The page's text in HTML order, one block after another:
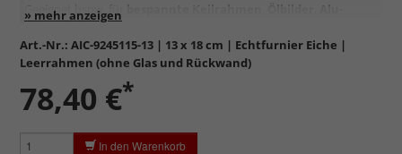
Geeignet bspw. für
Kaschierungen
Art.-Nr.: AIC-9245115-13 | 13 x 18 cm | Echtfurnier Eiche |
Leerrahmen (ohne Glas und Rückwand)
78,40 €*
In den Warenkorb